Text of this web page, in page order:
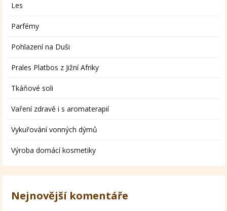
Les
Parfémy
Pohlazení na Duši
Prales Platbos z Jižní Afriky
Tkáňové soli
Vaření zdravě i s aromaterapií
Vykuřování vonných dýmů
Výroba domácí kosmetiky
Nejnovější komentáře